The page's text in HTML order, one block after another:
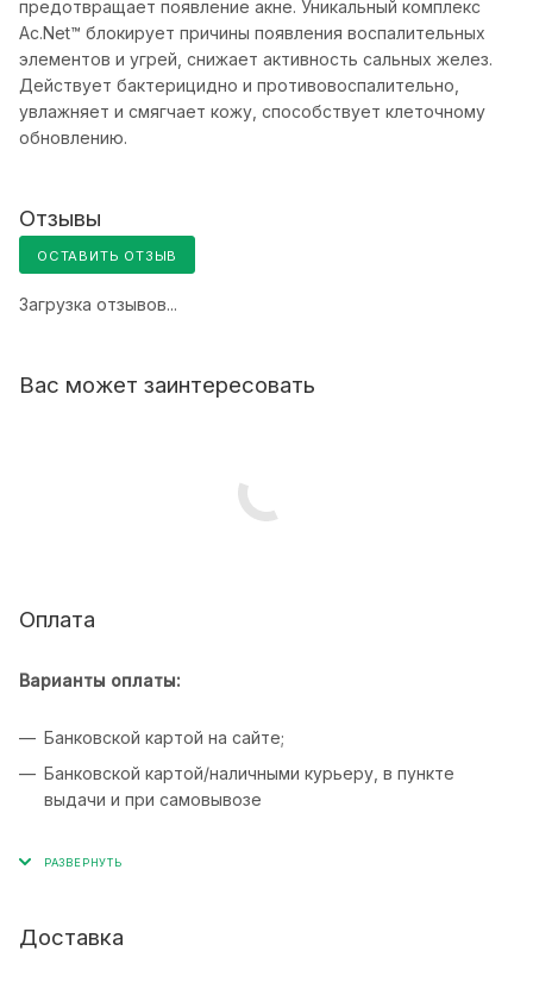
предотвращает появление акне. Уникальный комплекс
Ac.Net™ блокирует причины появления воспалительных
элементов и угрей, снижает активность сальных желез.
Действует бактерицидно и противовоспалительно,
увлажняет и смягчает кожу, способствует клеточному
обновлению.
Отзывы
ОСТАВИТЬ ОТЗЫВ
Загрузка отзывов...
Вас может заинтересовать
Оплата
Варианты оплаты:
Банковской картой на сайте;
Банковской картой/наличными курьеру, в пункте
выдачи и при самовывозе
Доставка